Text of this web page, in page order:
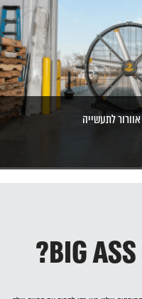
לתעשייה
BIG ASS?